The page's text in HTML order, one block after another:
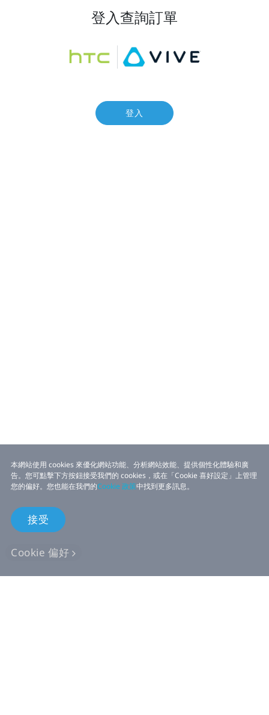
登入查詢訂單
登入
本網站使用 cookies 來優化網站功能、分析網站效能、提供個性化體驗和廣
告。您可點擊下方按鈕接受我們的 cookies，或在「Cookie 喜好設定」上管理
您的偏好。您也能在我們的Cookie 政策中找到更多訊息。
接受
Cookie 偏好